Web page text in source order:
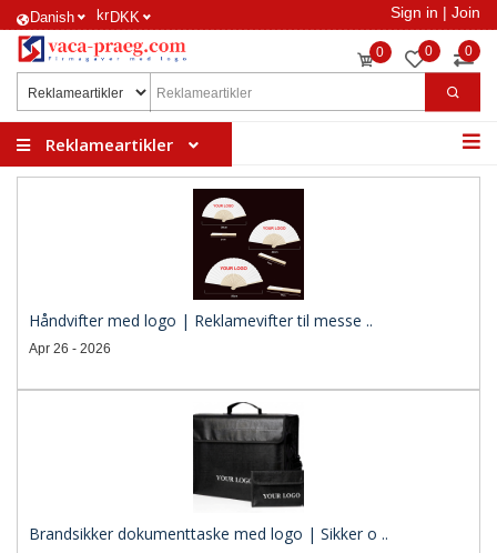
​Danish kr DKK Sign in | Join
0 0 0
Reklameartikler
Håndvifter med logo | Reklamevifter til messe ..
Apr 26 - 2026
Brandsikker dokumenttaske med logo | Sikker o ..